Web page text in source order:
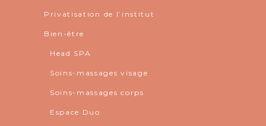
Privatisation de l’institut
Bien-être
Head SPA
Soins-massages visage
Soins-massages corps
Espace Duo